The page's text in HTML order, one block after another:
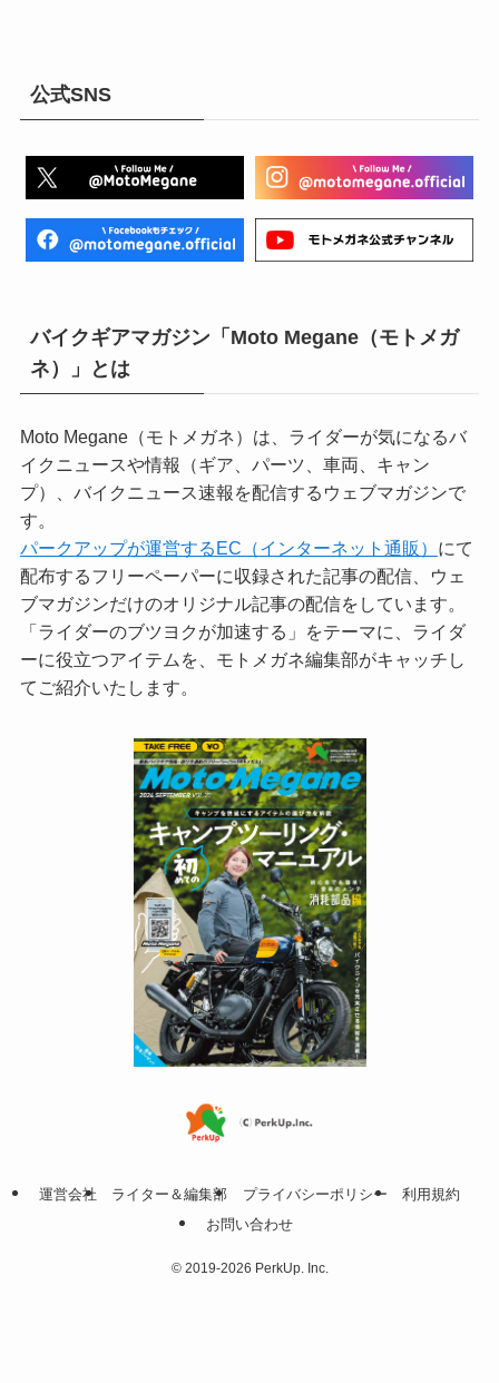
公式SNS
バイクギアマガジン「Moto Megane（モトメガ
ネ）」とは
Moto Megane（モトメガネ）は、ライダーが気になるバ
イクニュースや情報（ギア、パーツ、車両、キャン
プ）、バイクニュース速報を配信するウェブマガジンで
す。
パークアップが運営するEC（インターネット通販） にて
配布するフリーペーパーに収録された記事の配信、ウェ
ブマガジンだけのオリジナル記事の配信をしています。
「ライダーのブツヨクが加速する」をテーマに、ライダ
ーに役立つアイテムを、モトメガネ編集部がキャッチし
てご紹介いたします。
運営会社 ライター＆編集部 プライバシーポリシー
利用規約
お問い合わせ
©2019-2026 PerkUp. Inc.